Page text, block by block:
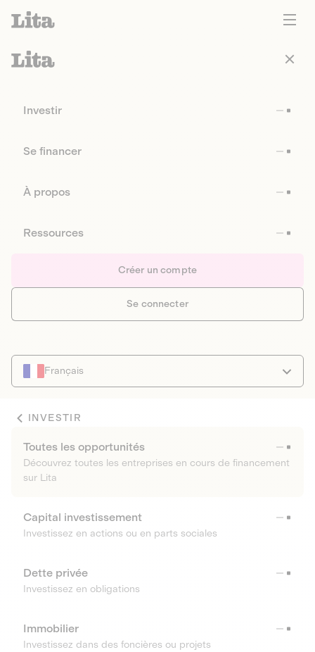
Investir
Se financer
À propos
Ressources
Créer un compte
Se connecter
Français
INVESTIR
Toutes les opportunités
Découvrez toutes les entreprises en cours de financement
sur Lita
Capital investissement
Investissez en actions ou en parts sociales
Dette privée
Investissez en obligations
Immobilier
Investissez dans des foncières ou projets